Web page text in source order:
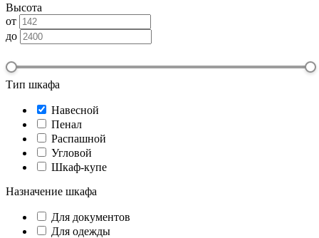
Высота
от
до
Тип шкафа
Навесной
Пенал
Распашной
Угловой
Шкаф-купе
Назначение шкафа
Для документов
Для одежды